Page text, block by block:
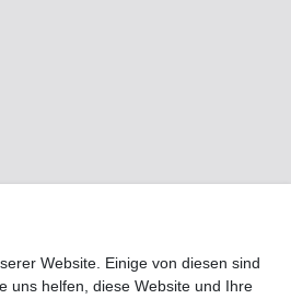
Website. Einige von diesen sind
uns helfen, diese Website und Ihre